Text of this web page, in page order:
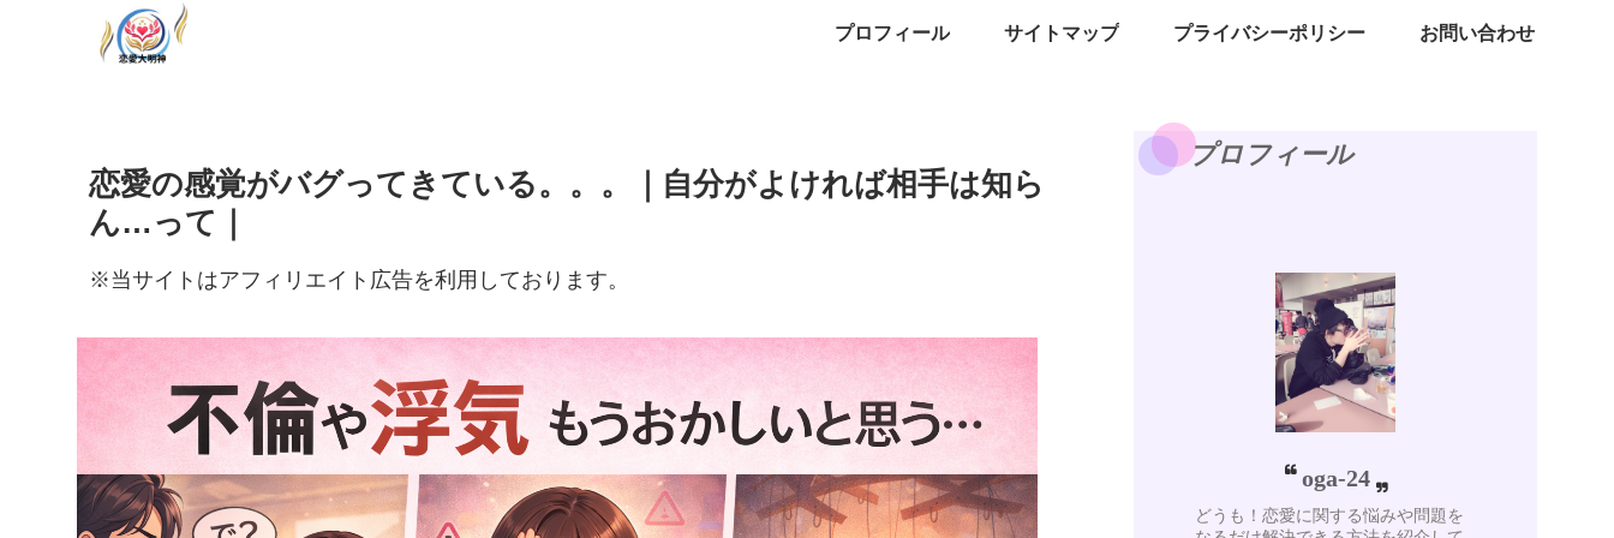
プロフィール サイトマップ プライバシーポリシー お問い合わせ
恋愛の感覚がバグってきている。。。｜自分がよければ相手は知ら
ん…って｜
※当サイトはアフィリエイト広告を利用しております。
プロフィール
oga-24
どうも！恋愛に関する悩みや問題を